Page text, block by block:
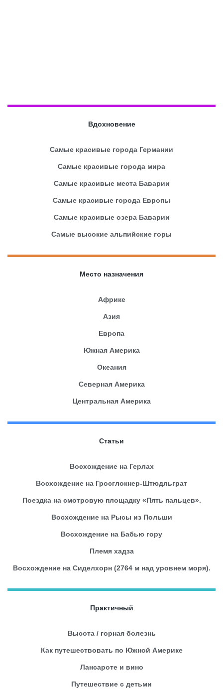
Вдохновение
Самые красивые города Германии
Самые красивые города мира
Самые красивые места Баварии
Самые красивые города Европы
Самые красивые озера Баварии
Самые высокие альпийские горы
Место назначения
Африке
Азия
Европа
Южная Америка
Океания
Северная Америка
Центральная Америка
Статьи
Восхождение на Герлах
Восхождение на Гросглокнер-Штюдльграт
Поездка на смотровую площадку «Пять пальцев».
Восхождение на Рысы из Польши
Восхождение на Бабью гору
Племя хадза
Восхождение на Сиделхорн (2764 м над уровнем моря).
Практичный
Высота / горная болезнь
Как путешествовать по Южной Америке
Лансароте и вино
Путешествие с детьми